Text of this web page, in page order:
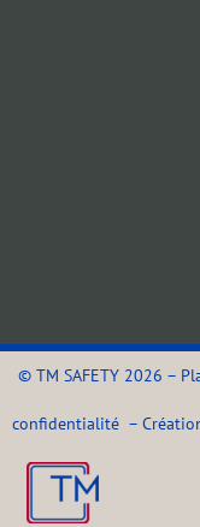
© TM SAFETY 2026 –
confidentialité –